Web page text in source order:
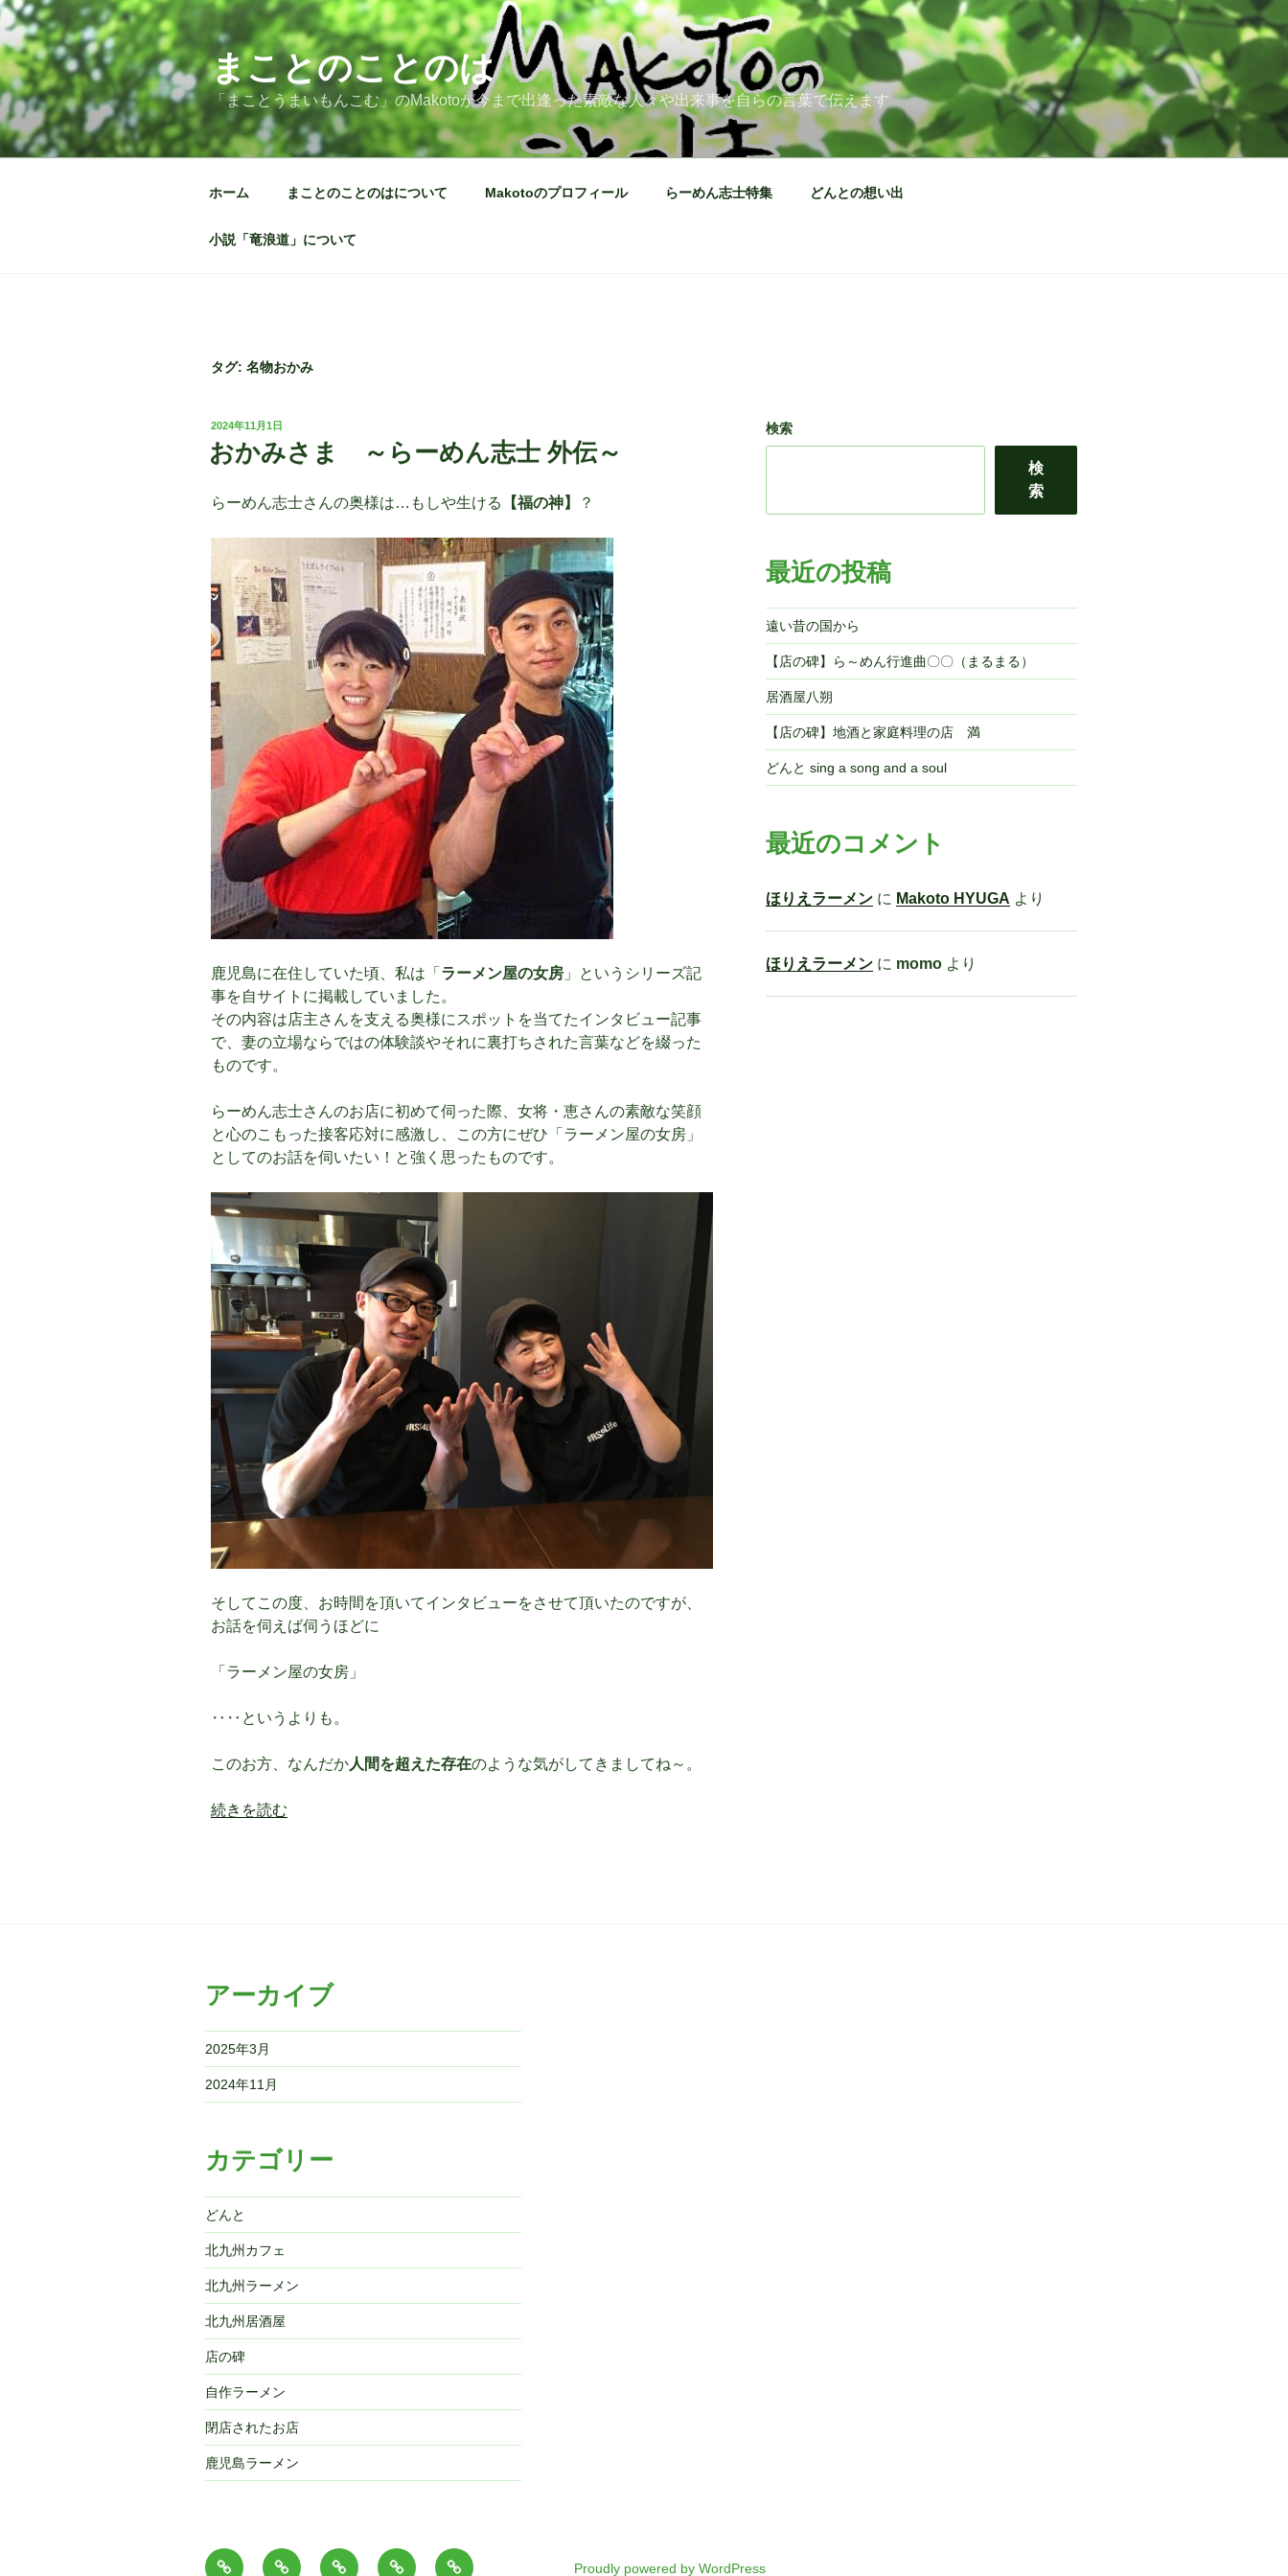
コ
ン
テ
ン
ツ
へ
ス
まことのことのは
「まことうまいもんこむ」のMakotoが今まで出逢った素敵な人々や出来事を自らの言葉で伝えます
ホーム まことのことのはについて Makotoのプロフィール らーめん志士特集 どんとの想い出
小説「竜浪道」について
タグ: 名物おかみ
投
稿
日:
2024年11月1日
おかみさま ～らーめん志士 外伝～
らーめん志士さんの奥様は…もしや生ける 【福の神】 ？
鹿児島に在住していた頃、私は「 ラーメン屋の女房 」というシリーズ記
事を自サイトに掲載していました。
その内容は店主さんを支える奥様にスポットを当てたインタビュー記事
で、妻の立場ならではの体験談やそれに裏打ちされた言葉などを綴った
ものです。
らーめん志士さんのお店に初めて伺った際、女将・恵さんの素敵な笑顔
と心のこもった接客応対に感激し、この方にぜひ「ラーメン屋の女房」
としてのお話を伺いたい！と強く思ったものです。
そしてこの度、お時間を頂いてインタビューをさせて頂いたのですが、
お話を伺えば伺うほどに
「ラーメン屋の女房」
‥‥というよりも。
このお方、なんだか人間を超えた存在のような気がしてきましてね～。
“お
～
め
外
伝
の
続きを読む
検索
検
索
最近の投稿
遠い昔の国から
【店の碑】ら～めん行進曲〇〇（まるまる）
居酒屋八朔
【店の碑】地酒と家庭料理の店 満
どんと sing a song and a soul
最近のコメント
ほりえラーメンに Makoto HYUGA より
ほりえラーメンに momoより
アーカイブ
2025年3月
2024年11月
カテゴリー
どんと
北九州カフェ
北九州ラーメン
北九州居酒屋
店の碑
自作ラーメン
閉店されたお店
鹿児島ラーメン
ホ
ま
Makoto ら
ど
Proudly powered by WordPress